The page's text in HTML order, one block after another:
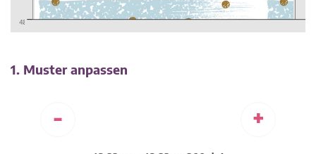
1. Muster anpassen
- +